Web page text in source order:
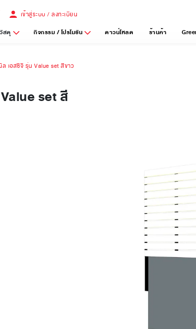
เข้าสู่ระบบ / ลงทะเบียน
สดุ กิจกรรม / โปรโมชัน ดาวน์โหลด ร้านค้า
ล เอสซีจี รุ่น Value set สีขาว
set สี